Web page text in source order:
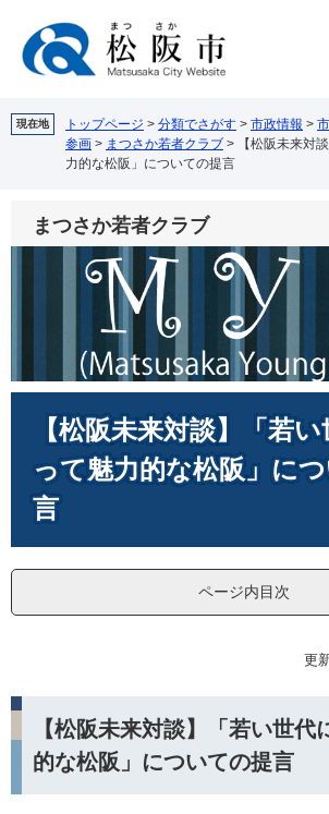
現在地 トップページ > 分類でさがす > 市政情報 >
参画 > まつさか若者クラブ >
【松阪未来対
力的な松阪」についての提言
まつさか若者クラブ
【松阪未来対談】「若
って魅力的な松阪」に
言
ページ内目次
更
【松阪未来対談】「若い世代
的な松阪」についての提言